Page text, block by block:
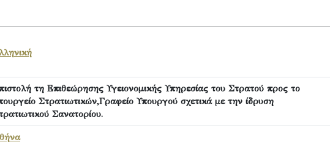
τη Επιθεώρησης Υγειονομικής Υπηρεσίας του Στρατού προς το
Στρατιωτικών,Γραφείο Υπουργού σχετικά με την ίδρυση
Σανατορίου.